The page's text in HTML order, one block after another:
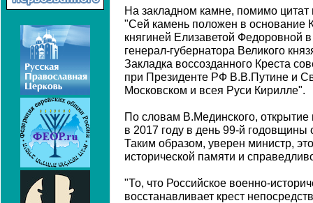
На закладном камне, помимо цитат
"Сей камень положен в основание
княгиней Елизаветой Федоровной
генерал-губернатора Великого
Закладка воссозданного Креста
при Президенте РФ В.В.Путине и
Московском и всея Руси Кирилле".
По словам В.Мединского, открытие
в 2017 году в день 99-й годовщины
Таким образом, уверен министр,
исторической памяти и
"То, что Российское военно-
восстанавливает крест